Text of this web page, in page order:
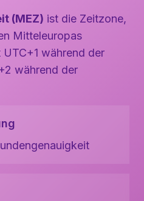
(MEZ) ist die Zeitzone,
Mitteleuropas
während der
während der